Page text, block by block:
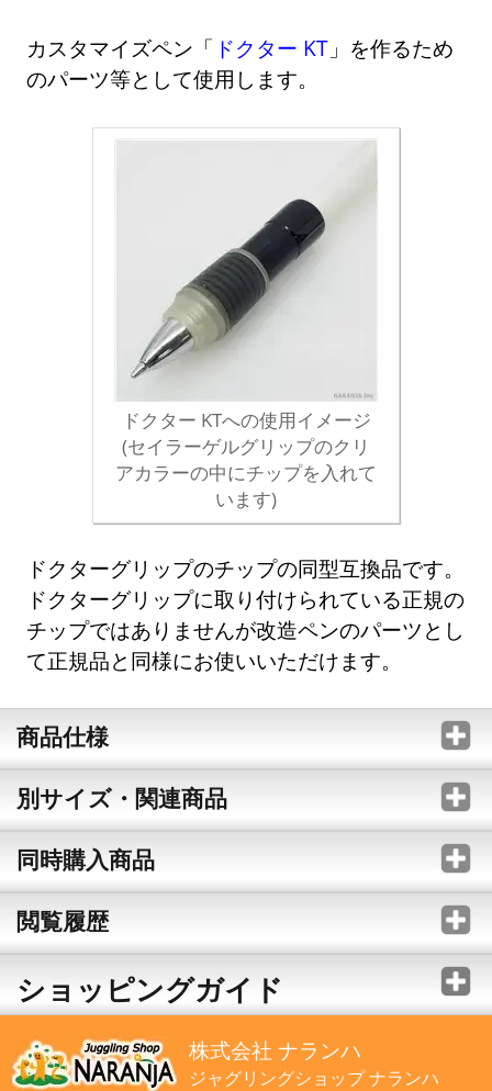
カスタマイズペン「 ドクター KT 」を作るため
のパーツ等として使用します。
ドクター KTへの使用イメージ
(セイラーゲルグリップのクリ
アカラーの中にチップを入れて
います)
ドクターグリップのチップの同型互換品です。
ドクターグリップに取り付けられている正規の
チップではありませんが改造ペンのパーツとし
て正規品と同様にお使いいただけます。
商品仕様
別サイズ・関連商品
同時購入商品
閲覧履歴
ショッピングガイド
株式会社 ナランハ
ジャグリングショップ ナランハ